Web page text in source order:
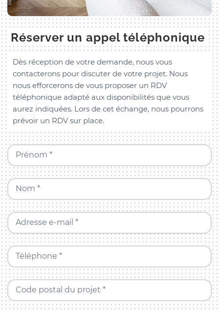
Réserver un appel téléphonique
Dès réception de votre demande, nous vous
contacterons pour discuter de votre projet. Nous
nous efforcerons de vous proposer un RDV
téléphonique adapté aux disponibilités que vous
aurez indiquées. Lors de cet échange, nous pourrons
prévoir un RDV sur place.
Prénom *
Nom *
Adresse e-mail *
Téléphone *
Code postal du projet *